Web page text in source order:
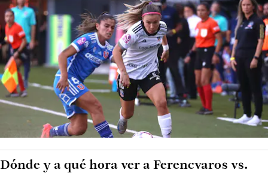
Dónde y a qué hora ver a Ferencvaros vs.